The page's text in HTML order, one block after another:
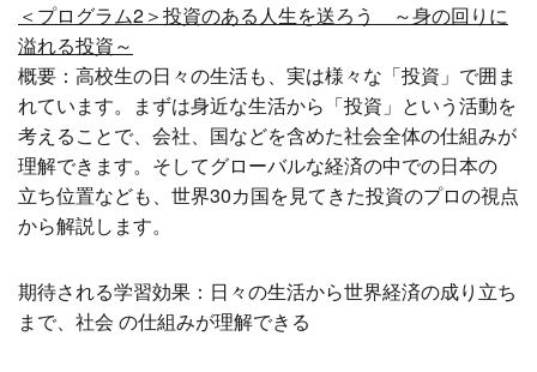
＜プログラム2＞投資のある人生を送ろう ～身の回りに
溢れる投資～
概要：高校生の日々の生活も、実は様々な「投資」で囲ま
れています。まずは身近な生活から「投資」という活動を
考えることで、会社、国などを含めた社会全体の仕組みが
理解できます。そしてグローバルな経済の中での日本の
立ち位置なども、世界30カ国を見てきた投資のプロの視点
から解説します。
期待される学習効果：日々の生活から世界経済の成り立ち
まで、社会 の仕組みが理解できる